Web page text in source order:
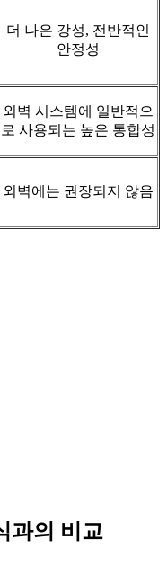
더 나은 강성, 전반적인
안정성
외벽 시스템에 일반적으
로 사용되는 높은 통합성
외벽에는 권장되지 않음
과의 비교